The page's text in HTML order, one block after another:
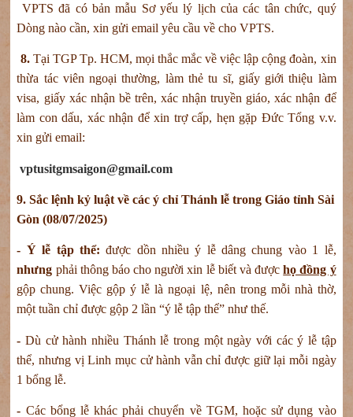
VPTS đã có bản mẫu Sơ yếu lý lịch của các tân chức, quý
Dòng nào cần, xin gửi email yêu cầu về cho VPTS.
8.Tại TGP Tp. HCM, mọi thắc mắc về việc lập cộng đoàn, xin
thừa tác viên ngoại thường, làm thẻ tu sĩ, giấy giới thiệu làm
visa, giấy xác nhận bề trên, xác nhận truyền giáo, xác nhận để
làm con dấu, xác nhận để xin trợ cấp, hẹn gặp Đức Tổng v.v.
xin gửi email:
vptusitgmsaigon@gmail.com
9. Sắc lệnh kỷ luật về các ý chỉ Thánh lễ trong Giáo tỉnh Sài
Gòn (08/07/2025)
- Ý lễ tập thể:được dồn nhiều ý lễ dâng chung vào 1 lễ,
nhưng phải thông báo cho người xin lễ biết và đượchọ đồng ý
gộp chung. Việc gộp ý lễ là ngoại lệ, nên trong mỗi nhà thờ,
một tuần chỉ được gộp 2 lần “ý lễ tập thể” như thế.
- Dù cử hành nhiều Thánh lễ trong một ngày với các ý lễ tập
thể, nhưng vị Linh mục cử hành vẫn chỉ được giữ lại mỗi ngày
1 bổng lễ.
- Các bổng lễ khác phải chuyển về TGM, hoặc sử dụng vào